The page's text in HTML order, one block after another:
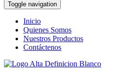
Toggle navigation
Inicio
Quienes Somos
Nuestros Productos
Contáctenos